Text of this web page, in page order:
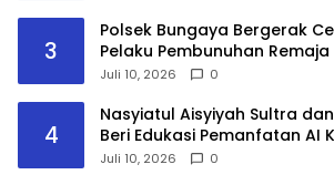
3
Polsek Bungaya Bergerak
Pelaku Pembunuhan Remaja
Bontolempangan
Juli 10, 2026 0
4
Nasyiatul Aisyiyah Sultra
Beri Edukasi Pemanfatan AI
Mahasiswa PPG
Juli 10, 2026 0